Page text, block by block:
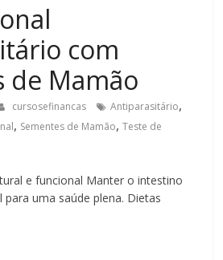
com
de Mamão
cursosefinancas Antiparasitário,
, Sementes de Mamão,Teste de
e funcional Manter o intestino
para uma saúde plena. Dietas